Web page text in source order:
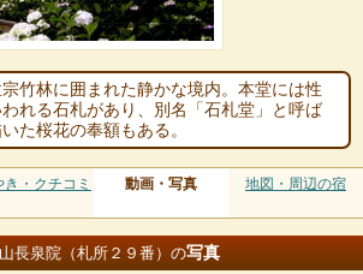
竹林に囲まれた静かな境内。本堂には性
れる石札があり、別名「石札堂」と呼ば
た桜花の奉額もある。
き・クチコミ 動画・写真 地図・周辺の宿
長泉院（札所２９番）の写真